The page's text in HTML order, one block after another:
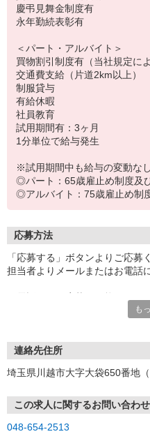
慶弔見舞金制度有
永年勤続表彰有
＜パート・アルバイト＞
買物割引制度有（当社規定によ
交通費支給（片道2km以上）
制服貸与
有給休暇
社員教育
試用期間有：3ヶ月
1分単位で給与発生
※試用期間中も給与の変動なし
◎パート：65歳雇止め制度及
◎アルバイト：75歳雇止め制
応募方法
「応募する」ボタンよりご応募
担当者よりメールまたはお電話
※連絡先TELの記載がある場合
面接の際は履歴書（写真貼付）
も
連絡先住所
埼玉県川越市大字大袋650番地（
この求人に関するお問い合わせ
048-654-2513